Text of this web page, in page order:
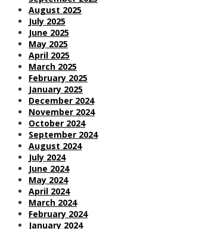
August 2025
July 2025
June 2025
May 2025
April 2025
March 2025
February 2025
January 2025
December 2024
November 2024
October 2024
September 2024
August 2024
July 2024
June 2024
May 2024
April 2024
March 2024
February 2024
January 2024